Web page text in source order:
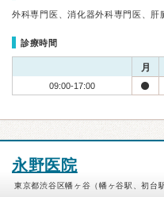
外科専門医、消化器外科専門医、肝
診療時間
月
09:00-17:00
永野医院
東京都渋谷区幡ヶ谷（幡ヶ谷駅、初台